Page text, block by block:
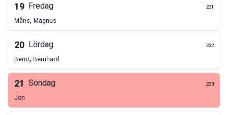
19 Fredag 231
Måns, Magnus
20 Lördag 232
Bernt, Bernhard
21 Söndag 233
Jon